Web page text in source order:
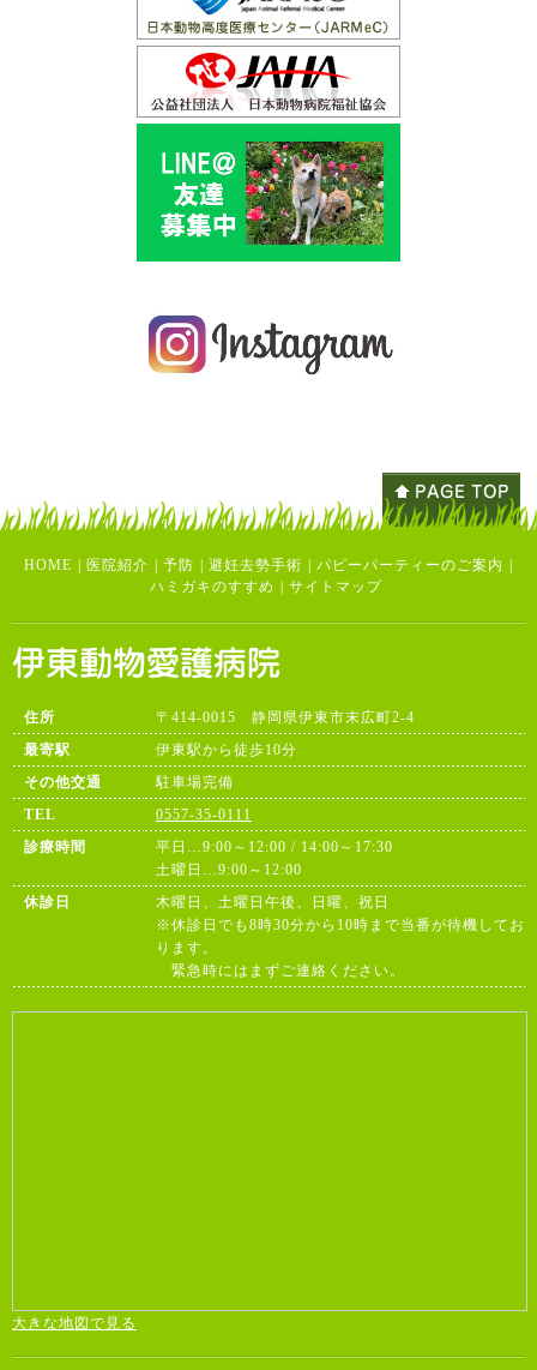
HOME | 医院紹介 | 予防 | 避妊去勢手術 | パピーパーティーのご案内 |
ハミガキのすすめ | サイトマップ
大きな地図で見る
住所
〒414-0015 静岡県伊東市末広町2-4
最寄駅
伊東駅から徒歩10分
その他交通
駐車場完備
TEL
0557-35-0111
診療時間
平日…9:00～12:00 / 14:00～17:30
土曜日…9:00～12:00
休診日
木曜日、土曜日午後、日曜、祝日
※休診日でも8時30分から10時まで当番が待機してお
ります。
緊急時にはまずご連絡ください。